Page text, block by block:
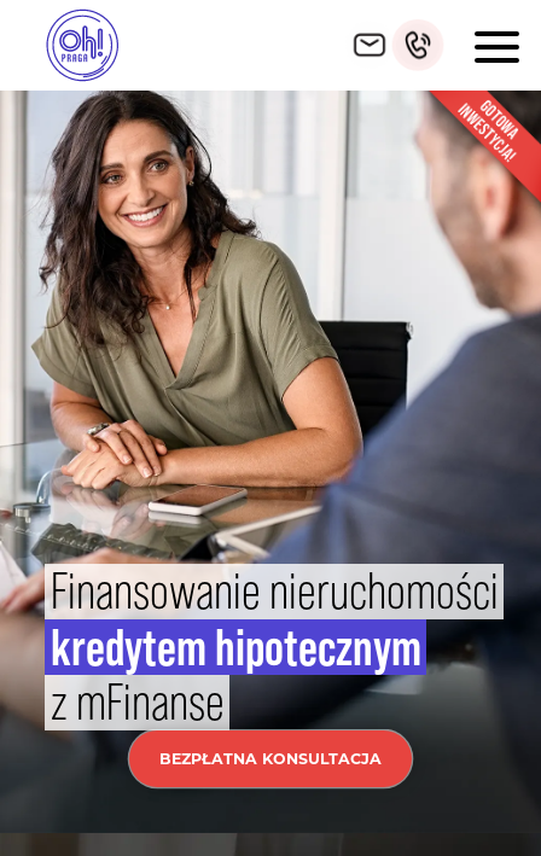
HOME
INWESTYCJA
ZNAJDŹ MIESZKANIE
POWIERZCHNIE DODATKOWE
GALERIA
LOKALIZACJA
WYKOŃCZENIE
FINANSOWANIE
INWESTOR
KONTAKT
PL
EN
Finansowanie nieruchomości
kredytem hipotecznym
z mFinanse
BEZPŁATNA KONSULTACJA